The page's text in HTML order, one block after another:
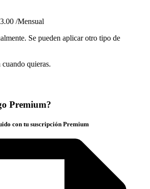
/Mensual
Se pueden aplicar otro tipo de
cuando quieras.
Premium?
con tu suscripción Premium